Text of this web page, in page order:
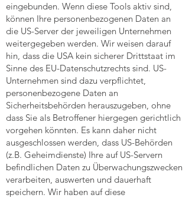
eingebunden. Wenn diese Tools aktiv sind,
können Ihre personenbezogenen Daten an
die US-Server der jeweiligen Unternehmen
weitergegeben werden. Wir weisen darauf
hin, dass die USA kein sicherer Drittstaat im
Sinne des EU-Datenschutzrechts sind. US-
Unternehmen sind dazu verpflichtet,
personenbezogene Daten an
Sicherheitsbehörden herauszugeben, ohne
dass Sie als Betroffener hiergegen gerichtlich
vorgehen könnten. Es kann daher nicht
ausgeschlossen werden, dass US-Behörden
(z.B. Geheimdienste) Ihre auf US-Servern
befindlichen Daten zu Überwachungszwecken
verarbeiten, auswerten und dauerhaft
speichern. Wir haben auf diese